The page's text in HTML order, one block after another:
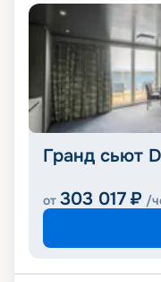
Гранд сьют
от 303 017 ₽ /